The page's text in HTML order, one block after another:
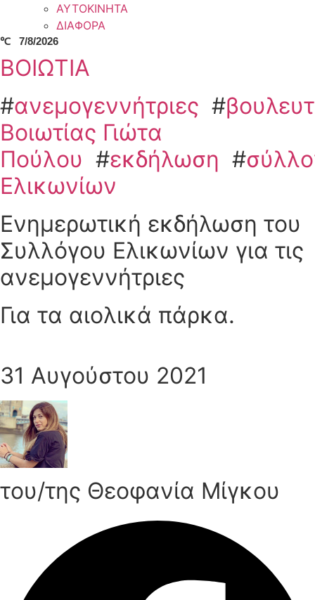
ΑΥΤΟΚΙΝΗΤΑ
ΔΙΑΦΟΡΑ
℃ 7/8/2026
ΒΟΙΩΤΙΑ
#ανεμογεννήτριες #
Βοιωτίας Γιώτα
Πούλου #εκδήλωση #
Ελικωνίων
Ενημερωτική εκδήλωση του
Συλλόγου Ελικωνίων για τις
ανεμογεννήτριες
Για τα αιολικά πάρκα.
31 Αυγούστου 2021
του/της Θεοφανία Μίγκου